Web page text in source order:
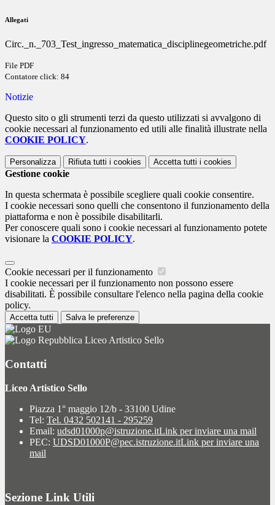
Allegati
Circ._n._703_Test_ingresso_matematica_disciplinegeometriche.pdf
File PDF
Contatore click: 84
Notizie
Questo sito o gli strumenti terzi da questo utilizzati si avvalgono di
cookie necessari al funzionamento ed utili alle finalità illustrate nella
COOKIE POLICY.
Personalizza Rifiuta tutti i cookies Accetta tutti i cookies
Gestione cookie
In questa schermata è possibile scegliere quali cookie consentire.
I cookie necessari sono quelli che consentono il funzionamento della
piattaforma e non è possibile disabilitarli.
Per conoscere quali sono i cookie necessari al funzionamento potete
visionare la COOKIE POLICY.
Cookie necessari per il funzionamento
I cookie necessari per il funzionamento non possono essere
disabilitati. È possibile consultare l'elenco nella pagina della cookie
policy.
Accetta tutti Salva le preferenze
Liceo Artistico Sello
Contatti
Liceo Artistico Sello
Piazza 1° maggio 12/b - 33100 Udine
Tel: Tel. 0432 502141 - 295259
Email: udsd01000p@istruzione.itLink per inviare una mail
PEC: UDSD01000P@pec.istruzione.itLink per inviare una
mail
Sezione Link Utili